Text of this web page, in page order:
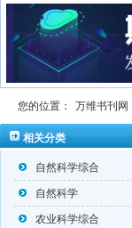
您的位置： 万维书刊网
相关分类
自然科学综合
自然科学
农业科学综合